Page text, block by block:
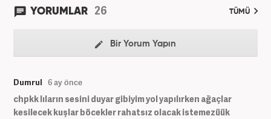
YORUMLAR 26 TÜMÜ
Bir Yorum Yapın
Dumrul 6 ay önce
chpkk lıların sesini duyar gibiyim yol yapılırken ağaçlar
kesilecek kuşlar böcekler rahatsız olacak istemezüük